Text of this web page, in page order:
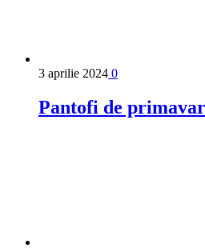
3 aprilie 2024 0
Pantofi de